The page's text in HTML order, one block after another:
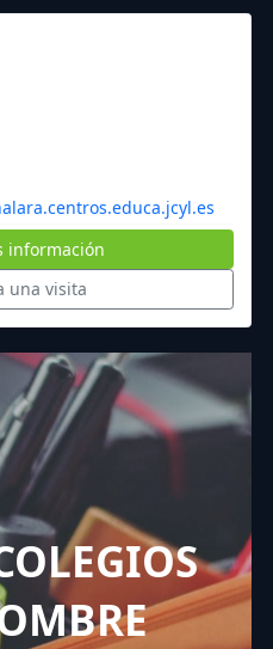
información
una visita